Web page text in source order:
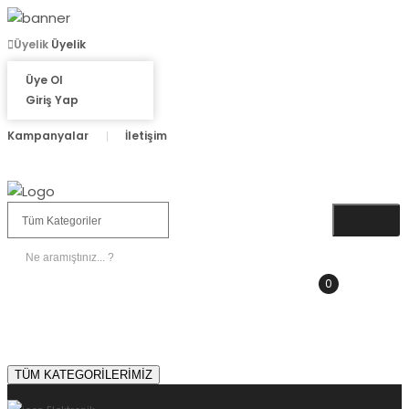
Üyelik Üyelik
Üye Ol
Giriş Yap
Kampanyalar İletişim
0
TÜM KATEGORİLERİMİZ
Sipariş Sorgulama
Giriş YapveyaÜye Ol